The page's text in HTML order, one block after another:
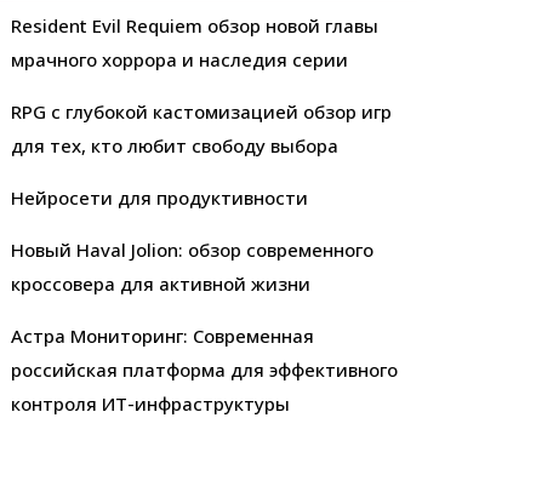
Resident Evil Requiem обзор новой главы
мрачного хоррора и наследия серии
RPG с глубокой кастомизацией обзор игр
для тех, кто любит свободу выбора
Нейросети для продуктивности
Новый Haval Jolion: обзор современного
кроссовера для активной жизни
Астра Мониторинг: Современная
российская платформа для эффективного
контроля ИТ-инфраструктуры